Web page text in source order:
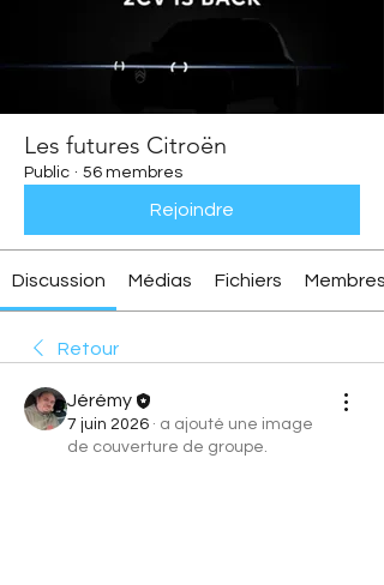
Les futures Citroën
Public · 56 membres
Rejoindre
Discussion Médias Fichiers Membres
Retour
Jérémy
7 juin 2026 · a ajouté une image
de couverture de groupe.